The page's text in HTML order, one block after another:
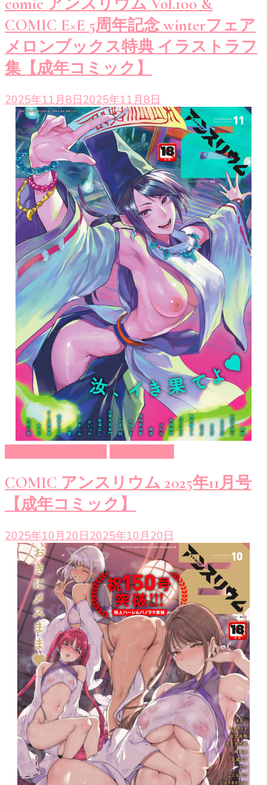
comic アンスリウム Vol.100 &
COMIC E×E 5周年記念 winterフェア
メロンブックス特典 イラストラフ
集【成年コミック】
2025年11月8日2025年11月8日
COMIC アンスリウム 2025年11月号
【成年コミック】
2025年10月20日2025年10月20日